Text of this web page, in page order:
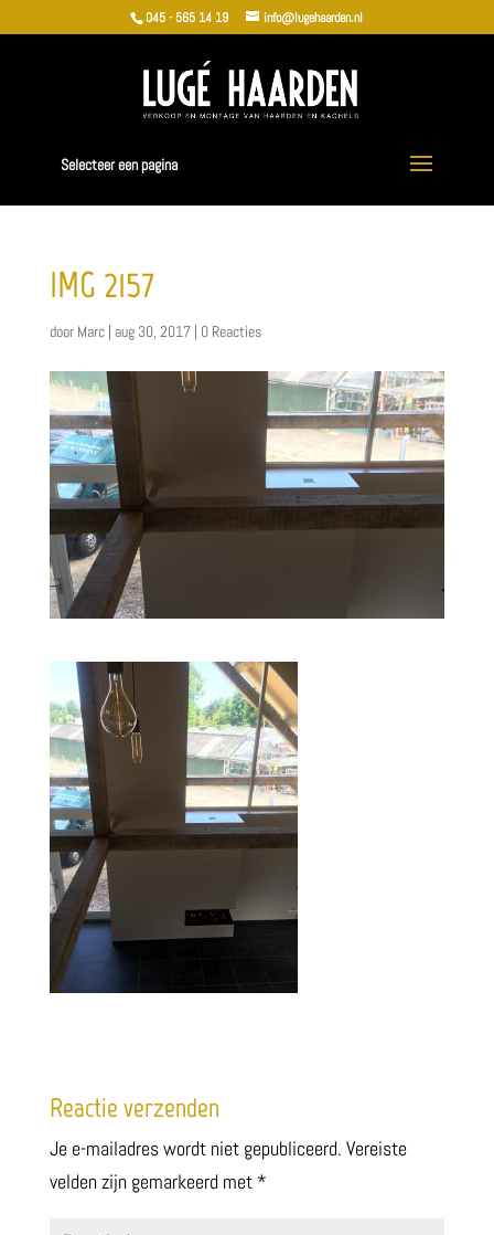
045 - 565 14 19 info@lugehaarden.nl
Selecteer een pagina
IMG_2157
door Marc| aug 30, 2017| 0 Reacties
Reactie verzenden
Je e-mailadres wordt niet gepubliceerd. Vereiste
velden zijn gemarkeerd met *